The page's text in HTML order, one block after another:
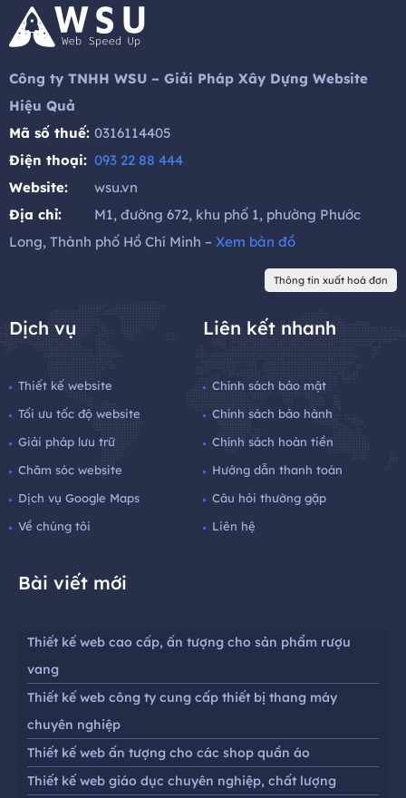
Công ty TNHH WSU – Giải Pháp Xây Dựng Website
Hiệu Quả
Mã số thuế: 0316114405
Điện thoại: 093 22 88 444
Website:
wsu.vn
Địa chỉ:
M1, đường 672, khu phố 1, phường Phước
Long, Thành phố Hồ Chí Minh – Xem bản đồ
Thông tin xuất hoá đơn
Dịch vụ
Thiết kế website
Tối ưu tốc độ website
Giải pháp lưu trữ
Chăm sóc website
Dịch vụ Google Maps
Về chúng tôi
Liên kết nhanh
Chính sách bảo mật
Chính sách bảo hành
Chính sách hoàn tiền
Hướng dẫn thanh toán
Câu hỏi thường gặp
Liên hệ
Bài viết mới
Thiết kế web cao cấp, ấn tượng cho sản phẩm rượu
vang
Thiết kế web công ty cung cấp thiết bị thang máy
chuyên nghiệp
Thiết kế web ấn tượng cho các shop quần áo
Thiết kế web giáo dục chuyên nghiệp, chất lượng